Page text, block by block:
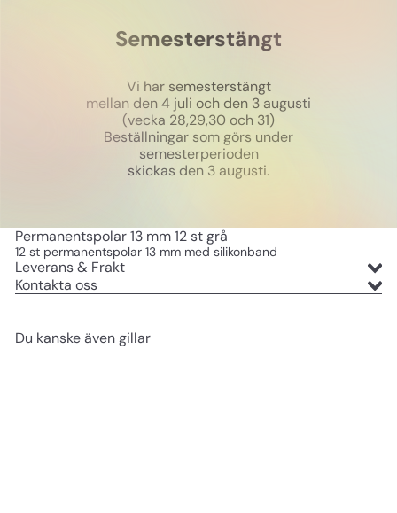
Semesterstängt
Vi har semesterstängt
mellan den 4 juli och den 3 augusti
(vecka 28,29,30 och 31)
Beställningar som görs under
semesterperioden
skickas den 3 augusti.
Permanentspolar 13 mm 12 st grå
12 st permanentspolar 13 mm med silikonband
Leverans & Frakt
Kontakta oss
Du kanske även gillar